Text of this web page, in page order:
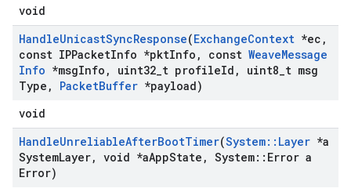
void
HandleUnicastSyncResponse(ExchangeContext *ec ,
const IPPacketInfo *pktInfo , const WeaveMessage
Info *msgInfo , uint32 t profileId , uint8 t msg
Type , PacketBuffer *payload)
void
HandleUnreliableAfterBootTimer(System:: Layer *a
SystemLayer, void *aAppState , System:: Error a
Error)